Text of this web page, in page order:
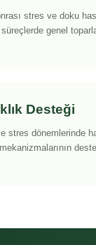
stres ve doku
genel
Desteği
stres dönemlerinde